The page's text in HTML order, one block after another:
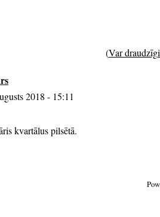
(Var
2018 - 15:11
kvartālus pilsētā.